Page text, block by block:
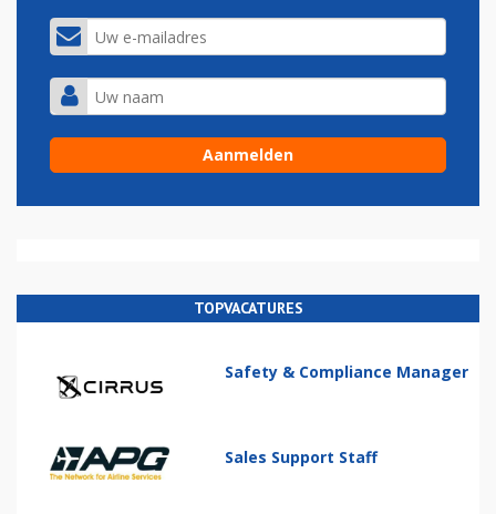
TOPVACATURES
Safety & Compliance Manager
Sales Support Staff